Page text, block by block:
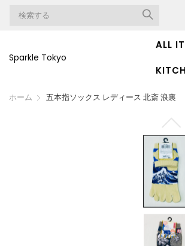
Sparkle Tokyo
ALL
ホーム 五本指ソックス レディース 北斎 浪裏